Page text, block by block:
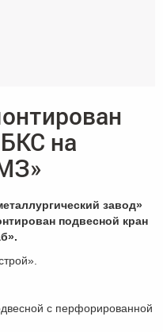
на
завод»
подвесной кран
с перфорированной